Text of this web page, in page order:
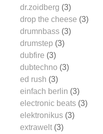
dr.zoidberg (3)
drop the cheese (3)
drumnbass (3)
drumstep (3)
dubfire (3)
dubtechno (3)
ed rush (3)
einfach berlin (3)
electronic beats (3)
elektronikus (3)
extrawelt (3)